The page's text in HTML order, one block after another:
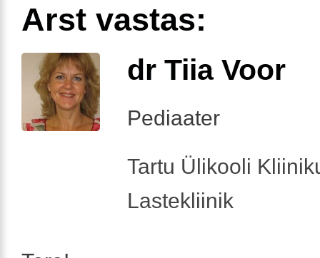
Arst vastas:
dr Tiia Voor
Pediaater
Tartu Ülikooli
Lastekliinik